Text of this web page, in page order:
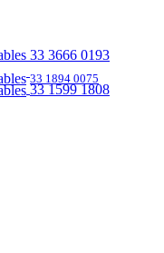
33 3666 0193
33 1894 0075
33 1599 1808